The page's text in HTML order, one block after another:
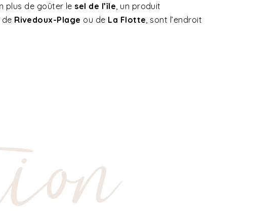
plus de goûter le sel de l’île, un produit
de Rivedoux-Plage ou de La Flotte, sont l’endroit